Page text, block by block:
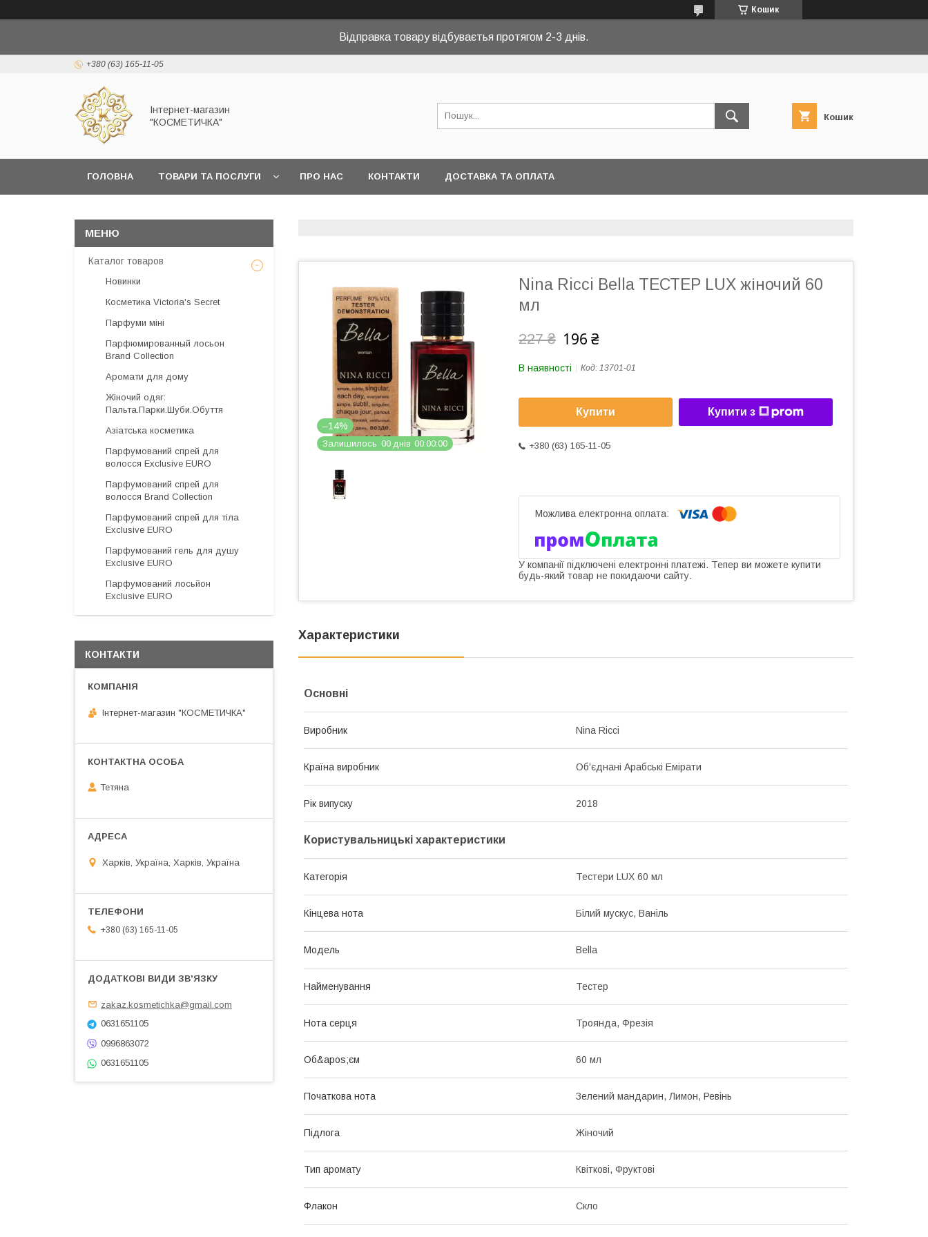
Кошик
Відправка товару відбуваєтья протягом 2-3 днів.
+380 (63) 165-11-05
Інтернет-магазин
"КОСМЕТИЧКА"
Кошик
ГОЛОВНА ТОВАРИ ТА ПОСЛУГИ ПРО НАС КОНТАКТИ ДОСТАВКА ТА ОПЛАТА
–14%
Залишилось 00 днів 00 00 00
Nina Ricci Bella ТЕСТЕР LUX жіночий 60
мл
227 ₴ 196 ₴
В наявності Код: 13701-01
Купити Купити з
+380 (63) 165-11-05
У компанії підключені електронні платежі. Тепер ви можете купити
будь-який товар не покидаючи сайту.
Характеристики
Основні
Виробник Nina Ricci
Країна виробник Об'єднані Арабські Емірати
Рік випуску 2018
Користувальницькі характеристики
Категорія Тестери LUX 60 мл
Кінцева нота Білий мускус, Ваніль
Мoдель Bella
Найменування Тестер
Нота серця Троянда, Фрезія
Об&apos;єм 60 мл
Початкова нота Зелений мандарин, Лимон, Ревінь
Підлога Жіночий
Тип аромату Квіткові, Фруктові
Флакон Скло
Каталог товаров
Новинки
Косметика Victoria's Secret
Парфуми міні
Парфюмированный лосьон
Brand Collection
Аромати для дому
Жіночий одяг:
Пальта.Парки.Шуби.Обуття
Азіатська косметика
Парфумований спрей для
волосся Exclusive EURO
Парфумований спрей для
волосся Brand Collection
Парфумований спрей для тіла
Exclusive EURO
Парфумований гель для душу
Exclusive EURO
Парфумований лосьйон
Exclusive EURO
КОНТАКТИ
Інтернет-магазин "КОСМЕТИЧКА"
Тетяна
Харків, Україна, Харків, Україна
+380 (63) 165-11-05
zakaz.kosmetichka@gmail.com
0631651105
0996863072
0631651105